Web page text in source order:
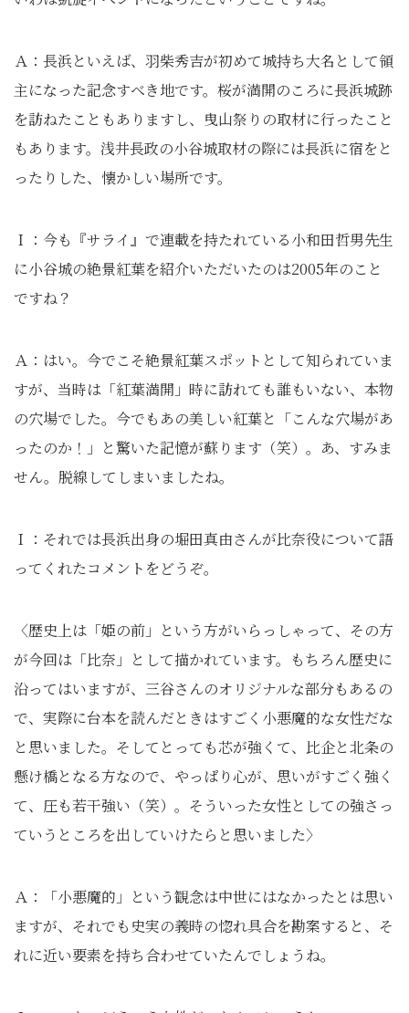
Ａ：長浜といえば、羽柴秀吉が初めて城持ち大名として領
主になった記念すべき地です。桜が満開のころに長浜城跡
を訪ねたこともありますし、曳山祭りの取材に行ったこと
もあります。浅井長政の小谷城取材の際には長浜に宿をと
ったりした、懐かしい場所です。
Ｉ：今も『サライ』で連載を持たれている小和田哲男先生
に小谷城の絶景紅葉を紹介いただいたのは2005年のこと
ですね？
Ａ：はい。今でこそ絶景紅葉スポットとして知られていま
すが、当時は「紅葉満開」時に訪れても誰もいない、本物
の穴場でした。今でもあの美しい紅葉と「こんな穴場があ
ったのか！」と驚いた記憶が蘇ります（笑）。あ、すみま
せん。脱線してしまいましたね。
Ｉ：それでは長浜出身の堀田真由さんが比奈役について語
ってくれたコメントをどうぞ。
〈歴史上は「姫の前」という方がいらっしゃって、その方
が今回は「比奈」として描かれています。もちろん歴史に
沿ってはいますが、三谷さんのオリジナルな部分もあるの
で、実際に台本を読んだときはすごく小悪魔的な女性だな
と思いました。そしてとっても芯が強くて、比企と北条の
懸け橋となる方なので、やっぱり心が、思いがすごく強く
て、圧も若干強い（笑）。そういった女性としての強さっ
ていうところを出していけたらと思いました〉
Ａ：「小悪魔的」という観念は中世にはなかったとは思い
ますが、それでも史実の義時の惚れ具合を勘案すると、そ
れに近い要素を持ち合わせていたんでしょうね。